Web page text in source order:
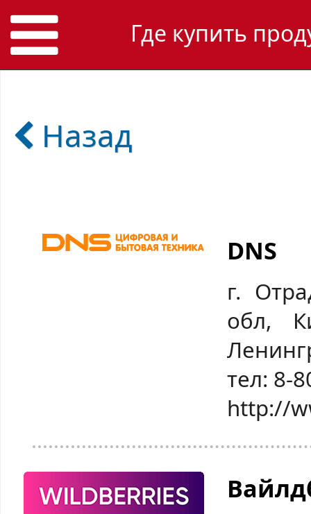
Где купить
Назад
DNS
г.
обл,
тел: 8-
http://